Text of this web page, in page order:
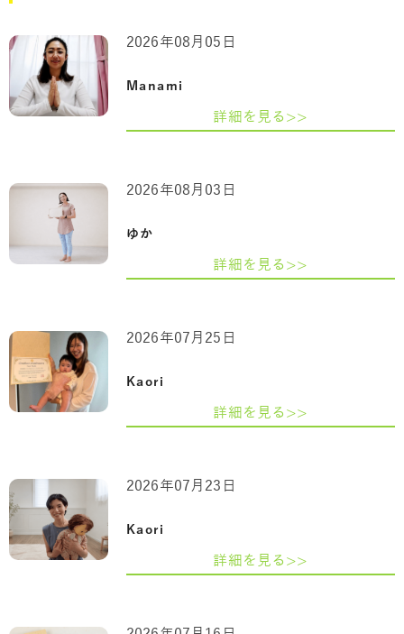
Manami
2026年08月05日
詳細を見る>>
ゆか
2026年08月03日
詳細を見る>>
Kaori
2026年07月25日
詳細を見る>>
Kaori
2026年07月23日
詳細を見る>>